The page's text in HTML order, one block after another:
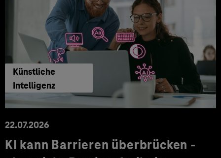
Künstliche
Intelligenz
22.07.2026
KI kann Barrieren überbrücken -